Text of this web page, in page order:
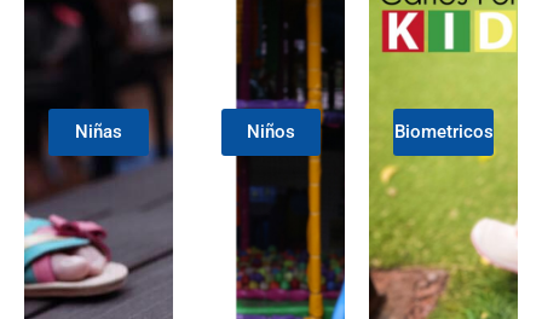
Niñas Niños Biometricos